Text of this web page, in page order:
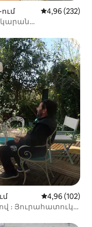
Միջին
4,96 (232)
Միջին
4,96 (102)